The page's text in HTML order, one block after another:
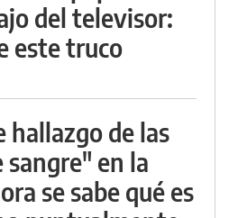
del televisor:
este truco
hallazgo de las
sangre" en la
se sabe qué es